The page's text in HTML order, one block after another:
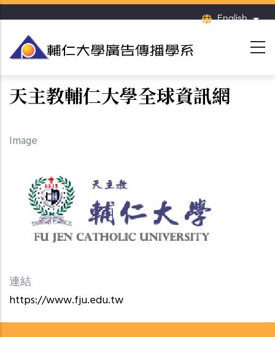
Skip
main
content
English List
天主教輔仁大學全球資訊網
Image
連結
https://www.fju.edu.tw